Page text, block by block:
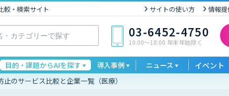
較・検索サイト サイトの使い方 情報
03-6452-4750
10:00〜18:00 年末年始除く
目的・課題からAIを探す 導入事例 ニュース イベント
のサービス比較と企業一覧（医療）